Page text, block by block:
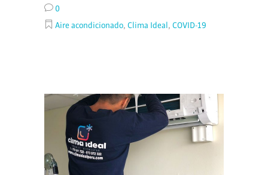
0
Aire acondicionado, Clima Ideal , COVID-19